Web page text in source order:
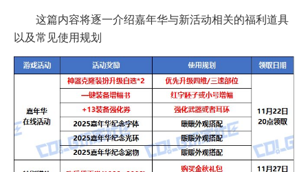
这篇内容将逐一介绍嘉年华与新活动相关的福利道具
以及常见使用规划